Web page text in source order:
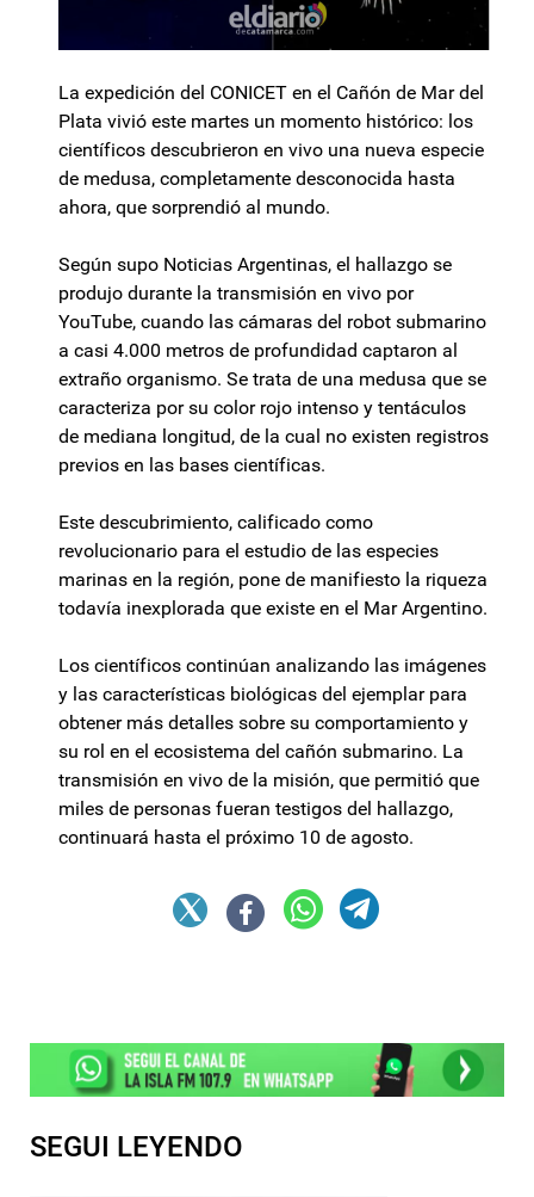
La expedición del CONICET en el Cañón de Mar del
Plata vivió este martes un momento histórico: los
científicos descubrieron en vivo una nueva especie
de medusa, completamente desconocida hasta
ahora, que sorprendió al mundo.
Según supo Noticias Argentinas, el hallazgo se
produjo durante la transmisión en vivo por
YouTube, cuando las cámaras del robot submarino
a casi 4.000 metros de profundidad captaron al
extraño organismo. Se trata de una medusa que se
caracteriza por su color rojo intenso y tentáculos
de mediana longitud, de la cual no existen registros
previos en las bases científicas.
Este descubrimiento, calificado como
revolucionario para el estudio de las especies
marinas en la región, pone de manifiesto la riqueza
todavía inexplorada que existe en el Mar Argentino.
Los científicos continúan analizando las imágenes
y las características biológicas del ejemplar para
obtener más detalles sobre su comportamiento y
su rol en el ecosistema del cañón submarino. La
transmisión en vivo de la misión, que permitió que
miles de personas fueran testigos del hallazgo,
continuará hasta el próximo 10 de agosto.
SEGUI LEYENDO